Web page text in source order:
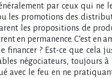
par ceux qui ne
les promotions des
les propositions de
en permanence. C’est en
financer ? Est-ce que cela
négociateurs, toujours à
avec le feu en ne